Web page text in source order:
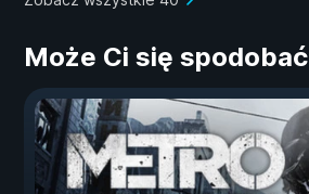
Może Ci się spodobać